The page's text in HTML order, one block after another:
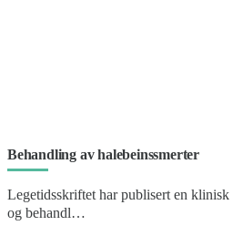
Behandling av halebeinssmerter
Legetidsskriftet har publisert en
og behandl…